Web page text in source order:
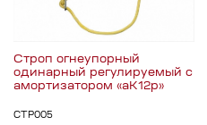
Строп огнеупорный
одинарный регулируемый с
амортизатором «aК12p»
СТР005